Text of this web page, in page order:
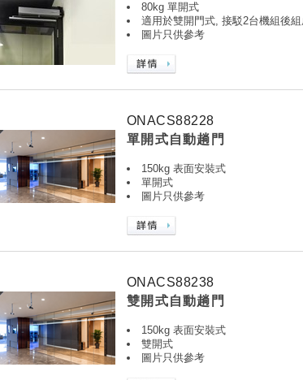
80kg 單開式
適用於雙開門式, 接駁2台機組後
圖片只供參考
ONACS88228
單開式自動趟門
150kg 表面安裝式
單開式
圖片只供參考
ONACS88238
雙開式自動趟門
150kg 表面安裝式
雙開式
圖片只供參考